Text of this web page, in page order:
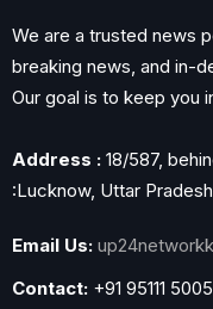
We are a trusted news
breaking news, and in-
Our goal is to keep you
Address : 18/587,
:Lucknow, Uttar
Email Us:
Contact: +91 95111